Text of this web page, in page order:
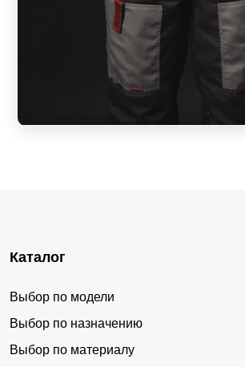
Каталог
Выбор по модели
Выбор по назначению
Выбор по материалу